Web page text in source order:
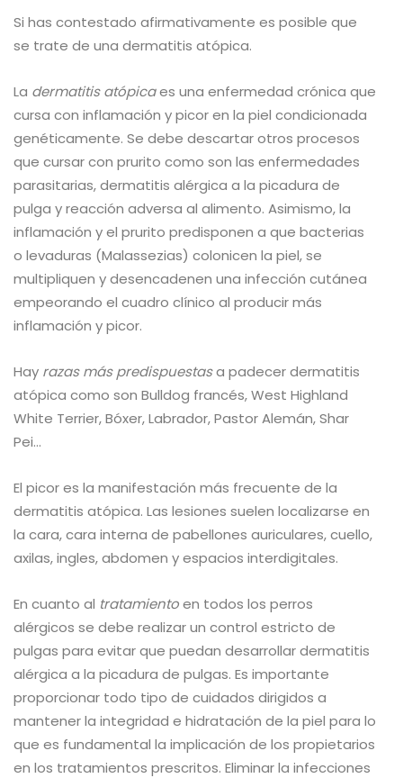
Si has contestado afirmativamente es posible que
se trate de una dermatitis atópica.
La dermatitis atópicaes una enfermedad crónica que
cursa con inflamación y picor en la piel condicionada
genéticamente. Se debe descartar otros procesos
que cursar con prurito como son las enfermedades
parasitarias, dermatitis alérgica a la picadura de
pulga y reacción adversa al alimento. Asimismo, la
inflamación y el prurito predisponen a que bacterias
o levaduras (Malassezias) colonicen la piel, se
multipliquen y desencadenen una infección cutánea
empeorando el cuadro clínico al producir más
inflamación y picor.
Hay razas más predispuestasa padecer dermatitis
atópica como son Bulldog francés, West Highland
White Terrier, Bóxer, Labrador, Pastor Alemán, Shar
Pei…
El picor es la manifestación más frecuente de la
dermatitis atópica. Las lesiones suelen localizarse en
la cara, cara interna de pabellones auriculares, cuello,
axilas, ingles, abdomen y espacios interdigitales.
En cuanto al tratamientoen todos los perros
alérgicos se debe realizar un control estricto de
pulgas para evitar que puedan desarrollar dermatitis
alérgica a la picadura de pulgas. Es importante
proporcionar todo tipo de cuidados dirigidos a
mantener la integridad e hidratación de la piel para lo
que es fundamental la implicación de los propietarios
en los tratamientos prescritos. Eliminar la infecciones